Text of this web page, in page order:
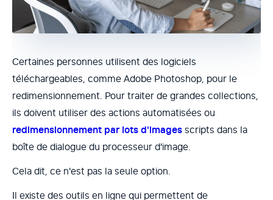
Certaines personnes utilisent des logiciels
téléchargeables, comme Adobe Photoshop, pour le
redimensionnement. Pour traiter de grandes collections,
ils doivent utiliser des actions automatisées ou
redimensionnement par lots d'images scripts dans la
boîte de dialogue du processeur d'image.
Cela dit, ce n'est pas la seule option.
Il existe des outils en ligne qui permettent de